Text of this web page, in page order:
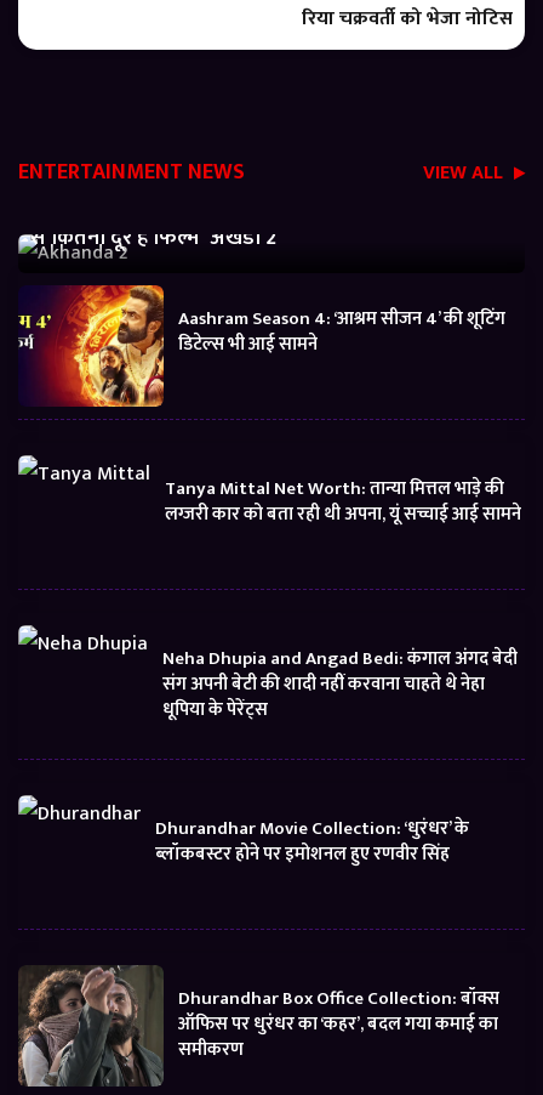
रिया चक्रवर्ती को भेजा नोटिस
ENTERTAINMENT NEWS VIEW ALL
से कितनी दूर है फिल्म ‘अखंडा 2’
Aashram Season 4: ‘आश्रम सीजन 4’ की शूटिंग
डिटेल्स भी आई सामने
Tanya Mittal Net Worth: तान्या मित्तल भाड़े की
लग्जरी कार को बता रही थी अपना, यूं सच्चाई आई सामने
Neha Dhupia and Angad Bedi: कंगाल अंगद बेदी
संग अपनी बेटी की शादी नहीं करवाना चाहते थे नेहा
धूपिया के पेरेंट्स
Dhurandhar Movie Collection: ‘धुरंधर’ के
ब्लॉकबस्टर होने पर इमोशनल हुए रणवीर सिंह
Dhurandhar Box Office Collection: बॉक्स
ऑफिस पर धुरंधर का ‘कहर’, बदल गया कमाई का
समीकरण